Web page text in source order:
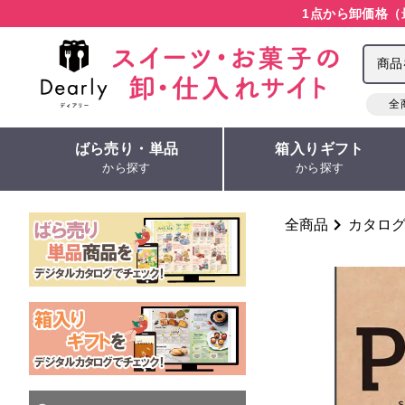
1点から卸価格
全
ばら売り・単品
から探す
箱入りギフト
から探す
全商品 カタロ